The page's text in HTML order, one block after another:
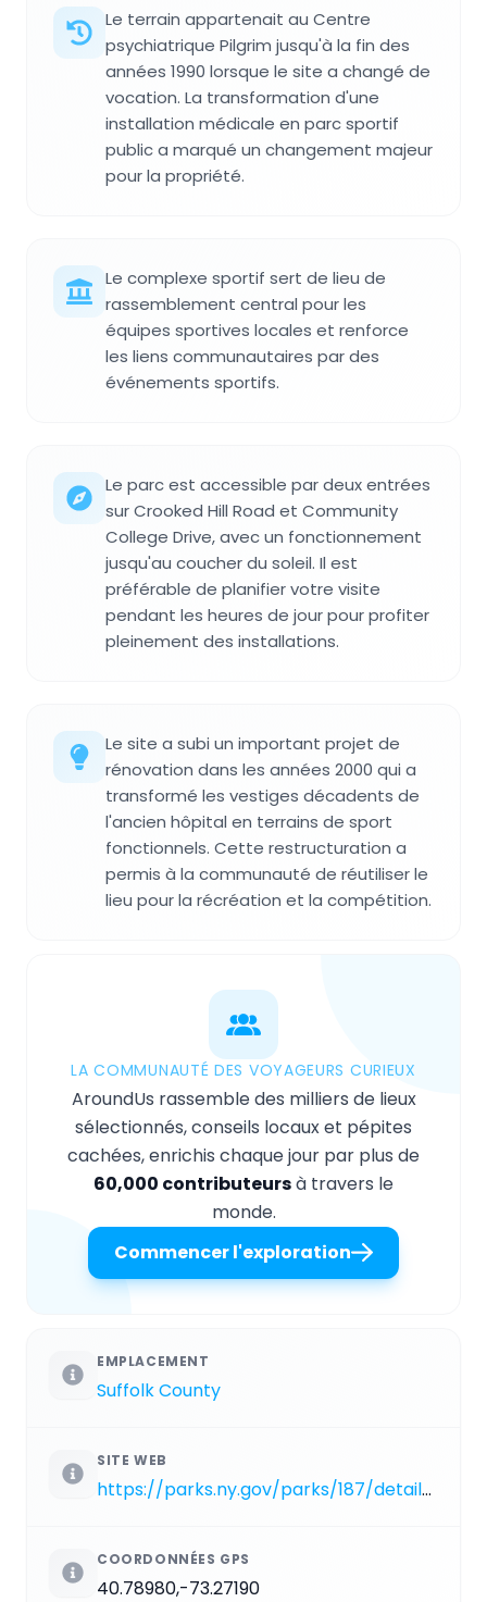
Le terrain appartenait au Centre
psychiatrique Pilgrim jusqu'à la fin des
années 1990 lorsque le site a changé de
vocation. La transformation d'une
installation médicale en parc sportif
public a marqué un changement majeur
pour la propriété.
Le complexe sportif sert de lieu de
rassemblement central pour les
équipes sportives locales et renforce
les liens communautaires par des
événements sportifs.
Le parc est accessible par deux entrées
sur Crooked Hill Road et Community
College Drive, avec un fonctionnement
jusqu'au coucher du soleil. Il est
préférable de planifier votre visite
pendant les heures de jour pour profiter
pleinement des installations.
Le site a subi un important projet de
rénovation dans les années 2000 qui a
transformé les vestiges décadents de
l'ancien hôpital en terrains de sport
fonctionnels. Cette restructuration a
permis à la communauté de réutiliser le
lieu pour la récréation et la compétition.
LA COMMUNAUTÉ DES VOYAGEURS CURIEUX
AroundUs rassemble des milliers de lieux
sélectionnés, conseils locaux et pépites
cachées, enrichis chaque jour par plus de
60,000 contributeursà travers le
monde.
Commencer l'exploration
EMPLACEMENT
Suffolk County
SITE WEB
https://parks.ny.gov/parks/187/details.aspx
COORDONNÉES GPS
40.78980,-73.27190